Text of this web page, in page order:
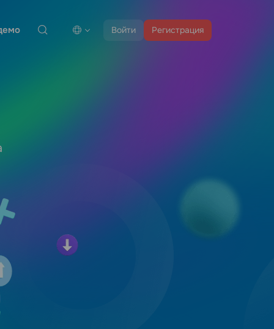
Войти Регистрация